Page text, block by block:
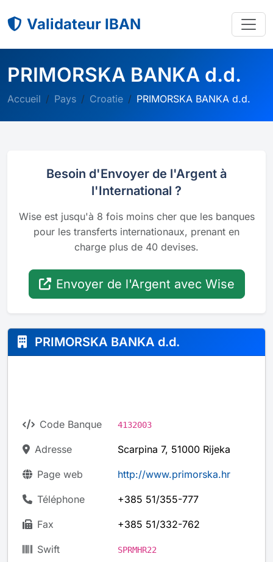
Validateur IBAN
PRIMORSKA BANKA d.d.
Accueil Pays Croatie PRIMORSKA BANKA d.d.
Besoin d'Envoyer de l'Argent à
l'International ?
Wise est jusqu'à 8 fois moins cher que les banques
pour les transferts internationaux, prenant en
charge plus de 40 devises.
Envoyer de l'Argent avec Wise
PRIMORSKA BANKA d.d.
Code Banque 4132003
Adresse Scarpina 7, 51000 Rijeka
Page web http://www.primorska.hr
Téléphone +385 51/355-777
Fax +385 51/332-762
Swift SPRMHR22